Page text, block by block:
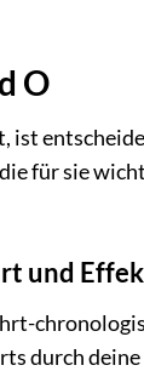
O
für sie
und
durch